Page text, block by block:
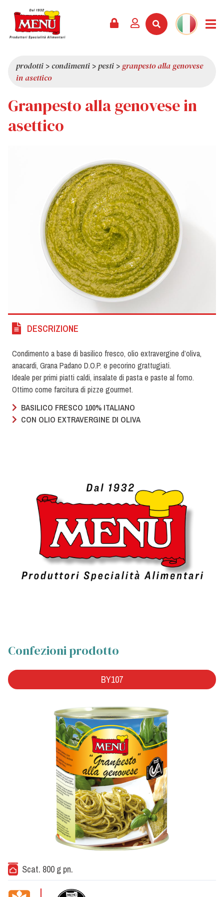
CATALOGO
SERVIZI
ULTIME NOVITÀ
PREMI
RASSEGNA STAMPA
CHI SIAMO
QUALITÀ
VALORI
CURIOSITÀ
prodotti >condimenti >pesti >granpesto alla genovese
in asettico
Granpesto alla genovese in
asettico
DESCRIZIONE
Condimento a base di basilico fresco, olio extravergine d’oliva,
anacardi, Grana Padano D.O.P. e pecorino grattugiati.
Ideale per primi piatti caldi, insalate di pasta e paste al forno.
Ottimo come farcitura di pizze gourmet.
BASILICO FRESCO 100% ITALIANO
CON OLIO EXTRAVERGINE DI OLIVA
Confezioni prodotto
BY107
Scat. 800 g pn.